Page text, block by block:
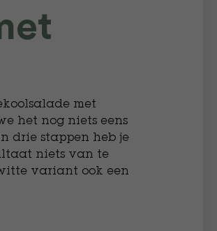
met
het nog niets eens
drie stappen heb je
niets van te
variant ook een